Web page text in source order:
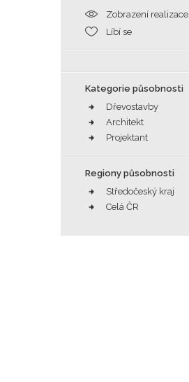
Zobrazení realizace
Líbí se
Kategorie působnosti
Dřevostavby
Architekt
Projektant
Regiony působnosti
Středočeský kraj
Celá ČR